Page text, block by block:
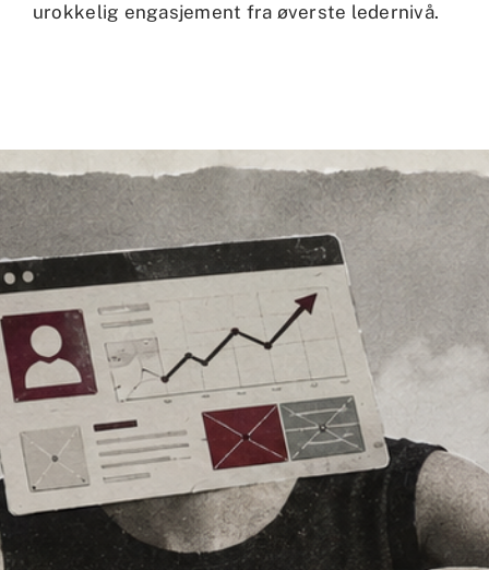
urokkelig engasjement fra øverste ledernivå.